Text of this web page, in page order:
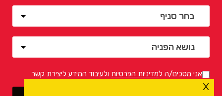
אני מסכים/ה למדיניות הפרטיות ולעיבוד המידע ליצירת קשר
x